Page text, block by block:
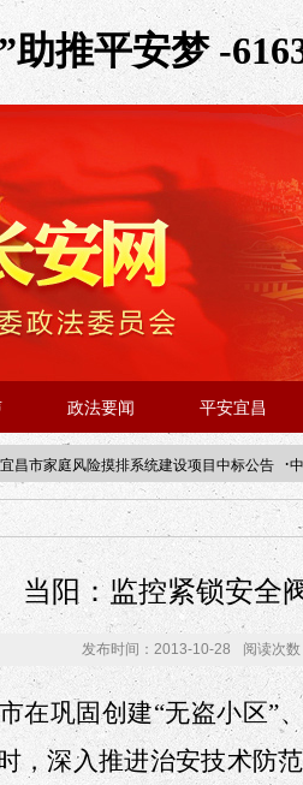
推平安梦 -
政法要闻 平安宜昌
宜昌市家庭风险摸排系统建设项目中标公告 ·
北京站人民大学入校工作提醒
当阳：监控紧锁安全
发布时间：2013-10-28 阅读次数
在巩固创建“无盗小区”
，深入推进治安技术防